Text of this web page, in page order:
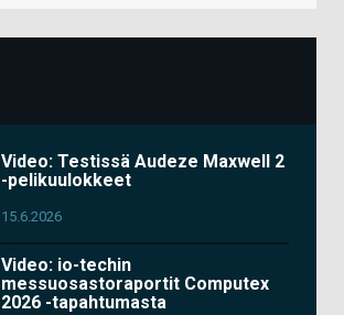
Video: Testissä Audeze Maxwell 2
-pelikuulokkeet
15.6.2026
Video: io-techin
messuosastoraportit Computex
2026 -tapahtumasta